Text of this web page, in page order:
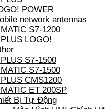
POWER
network antennas
S7-1200
LOGO!
S7-1500
S7-1500
CMS1200
ET 200SP
Bị Tự Động